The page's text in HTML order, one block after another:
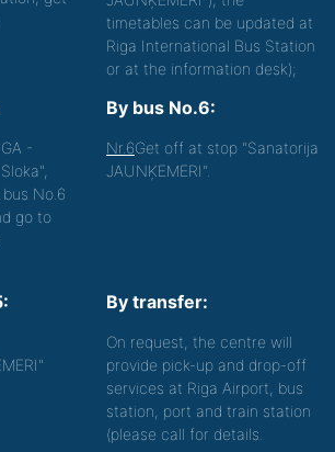
timetables can be updated at
Riga International Bus Station
or at the information desk);
-
No.6
go to
By bus No.6:
Nr.6Get off at stop "Sanatorija
JAUNĶEMERI".
By transfer:
On request, the centre will
provide pick-up and drop-off
services at Riga Airport, bus
station, port and train station
(please call for details.